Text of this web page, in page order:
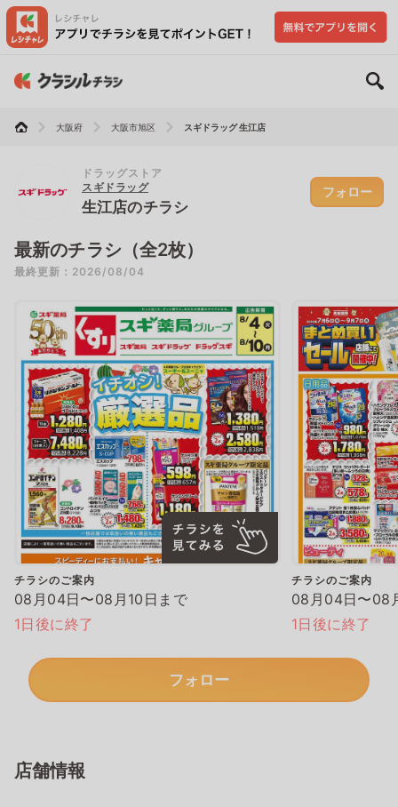
大阪府 大阪市旭区 スギドラッグ 生江店
ドラッグストア
スギドラッグ
生江店のチラシ
フォロー
最新のチラシ（全2枚）
最終更新：2026/08/04
チラシのご案内
08月04日〜08月10日まで
1日後に終了
チラシのご案内
08月04日〜08
1日後に終了
フォロー
店舗情報